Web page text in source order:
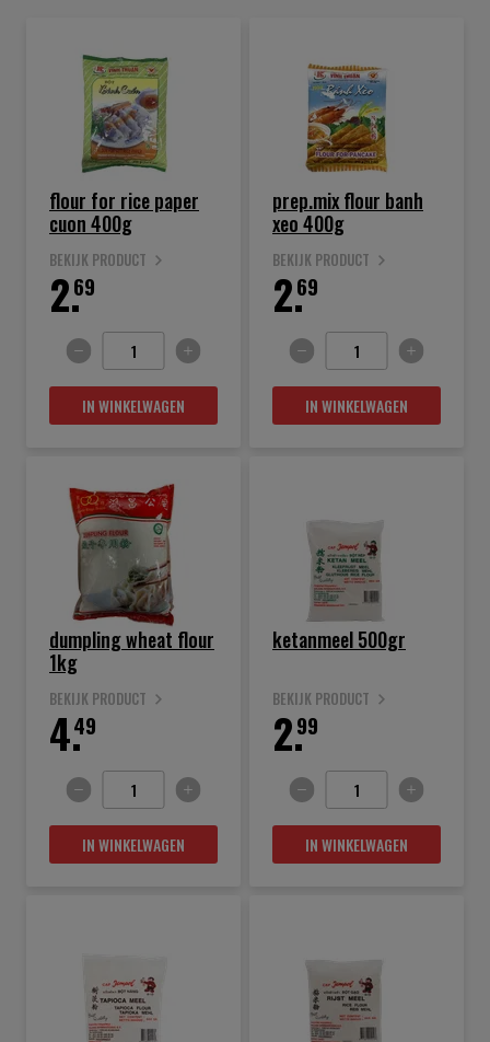
flour for rice paper
cuon 400g
BEKIJK PRODUCT
69
2.
IN WINKELWAGEN
prep.mix flour banh
xeo 400g
BEKIJK PRODUCT
69
2.
IN WINKELWAGEN
dumpling wheat flour
1kg
BEKIJK PRODUCT
49
4.
IN WINKELWAGEN
ketanmeel 500gr
BEKIJK PRODUCT
99
2.
IN WINKELWAGEN